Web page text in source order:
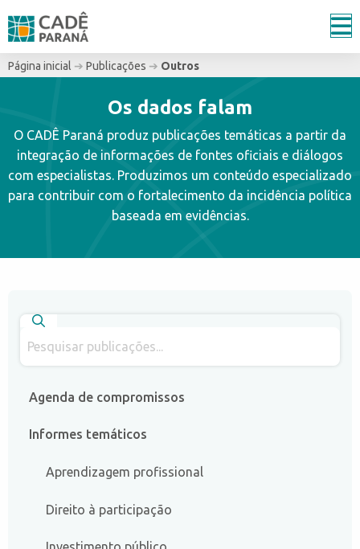
Página inicial ➔ Publicações ➔ Outros
Os dados falam
O CADÊ Paraná produz publicações temáticas a partir da
integração de informações de fontes oficiais e diálogos
com especialistas. Produzimos um conteúdo especializado
para contribuir com o fortalecimento da incidência política
baseada em evidências.
Agenda de compromissos
Informes temáticos
Aprendizagem profissional
Direito à participação